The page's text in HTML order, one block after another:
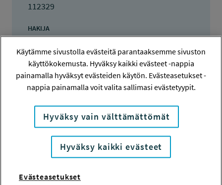
112329
HAKIJA
Timo Räikkönen
TOTEUTTAJA
Timo Räikkönen
Timo Räikkönen
timo.p.raikkonen@gmail.com
TOTEUTUSAIKA
1.2.2013 - 30.11.2013
TYÖSUOJELURAHASTON PÄÄTÖS
Käytämme sivustolla evästeitä parantaaksemme sivuston
käyttökokemusta. Hyväksy kaikki evästeet -nappia
painamalla hyväksyt evästeiden käytön. Evästeasetukset -
nappia painamalla voit valita sallimasi evästetyypit.
Hyväksy vain välttämättömät
Hyväksy kaikki evästeet
Evästeasetukset